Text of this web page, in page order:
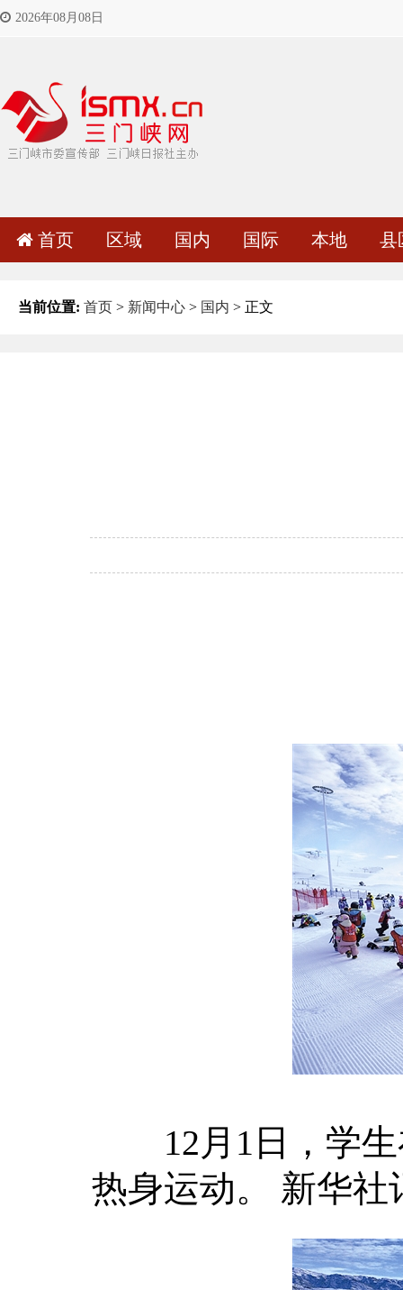
2026年08月08日
首页 区域 国内 国际 本地 县
当前位置: 首页 > 新闻中心 > 国内 > 正文
12月1日，学生
热身运动。 新华社